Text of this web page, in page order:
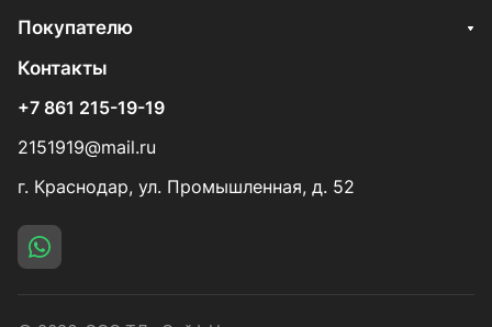
Покупателю
Контакты
+7 861 215-19-19
2151919@mail.ru
г. Краснодар, ул. Промышленная, д. 52